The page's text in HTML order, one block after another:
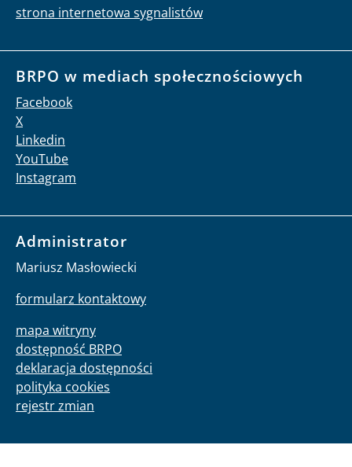
strona internetowa sygnalistów
BRPO w mediach społecznościowych
Facebook
X
Linkedin
YouTube
Instagram
Administrator
Mariusz Masłowiecki
formularz kontaktowy
mapa witryny
dostępność BRPO
deklaracja dostępności
polityka cookies
rejestr zmian